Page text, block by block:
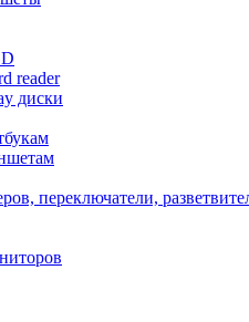
reader
диски
переключатели,